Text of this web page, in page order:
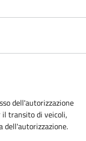
dell'autorizzazione
il transito di veicoli,
dell'autorizzazione.